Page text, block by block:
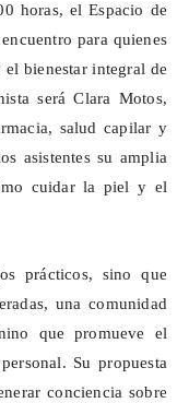
horas, el Espacio de
para quienes
bienestar integral de
será Clara Motos,
salud capilar y
asistentes su amplia
cuidar la piel y el
prácticos, sino que
una comunidad
que promueve el
Su propuesta
conciencia sobre